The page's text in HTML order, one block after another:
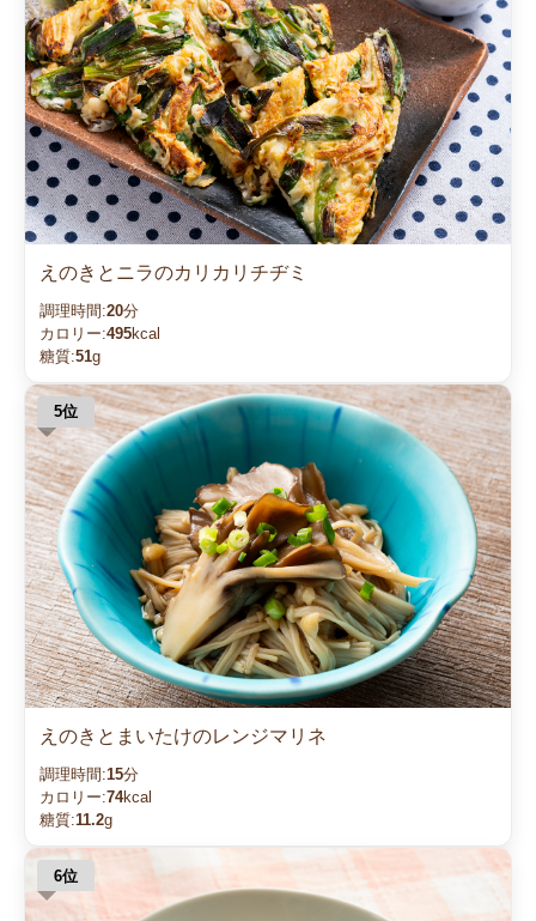
えのきとニラのカリカリチヂミ
調理時間:20分
カロリー:495kcal
糖質:51g
えのきとまいたけのレンジマリネ
調理時間:15分
カロリー:74kcal
糖質:11.2g